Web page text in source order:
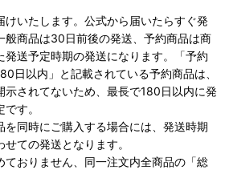
けいたします。公式から届いたらすぐ発
般商品は30日前後の発送、予約商品は商
発送予定時期の発送になります。「予約
日以内」と記載されている予約商品は、
示されてないため、最長で180日以内に発
す。
を同時にご購入する場合には、発送時期
ての発送となります。
ておりません、同一注文内全商品の「総